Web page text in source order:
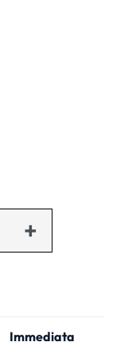
Immediata